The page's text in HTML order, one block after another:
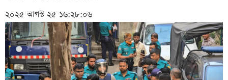
২০২৫ আগস্ট ২৫ ১৬:২৮:০৬